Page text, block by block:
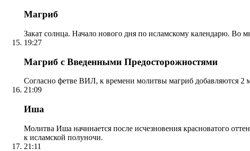
Магриб
Закат солнца. Начало нового дня по исламскому календарю. Во
19:27
Магриб с Введенными Предосторожностями
Согласно фетве ВИЛ, к времени молитвы магриб добавляются 2
21:09
Иша
Молитва Иша начинается после исчезновения красноватого
к исламской полуночи.
21:11